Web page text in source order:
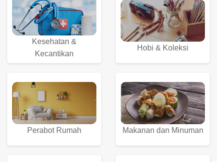
Kesehatan &
Kecantikan
Hobi & Koleksi
Perabot Rumah Makanan dan Minuman